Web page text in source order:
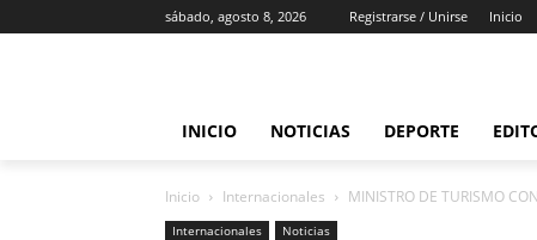
sábado, agosto 8, 2026 Registrarse / Unirse Inicio
INICIO NOTICIAS DEPORTE
Inicio Internacionales MINISTRO DE TURISMO
Internacionales Noticias